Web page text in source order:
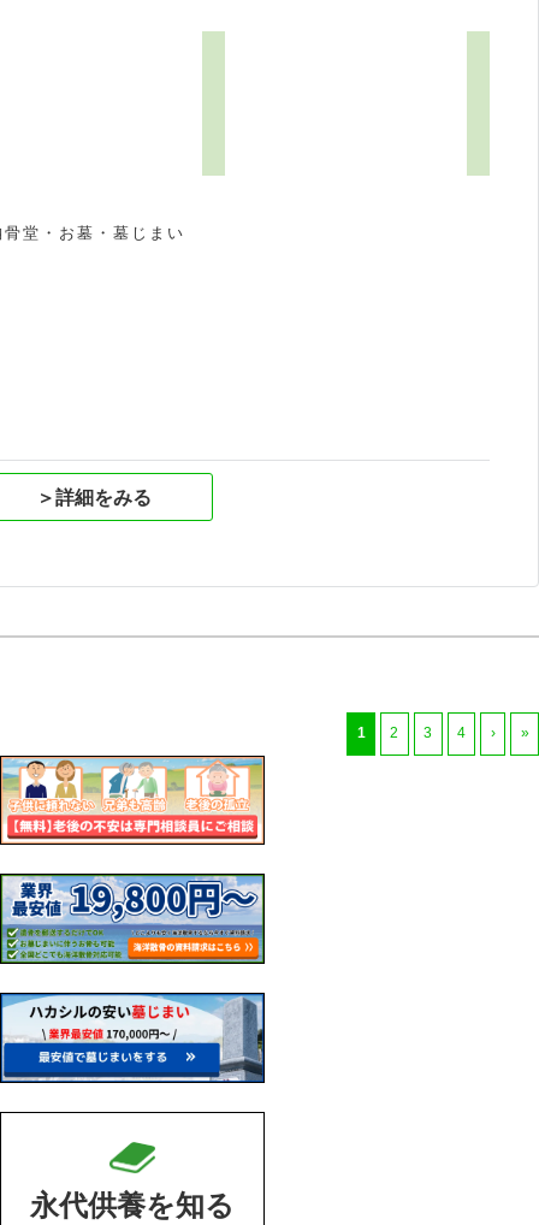
堂・お墓・墓じまい
＞詳細をみる
1 2 3 4 › »
永代供養を知る